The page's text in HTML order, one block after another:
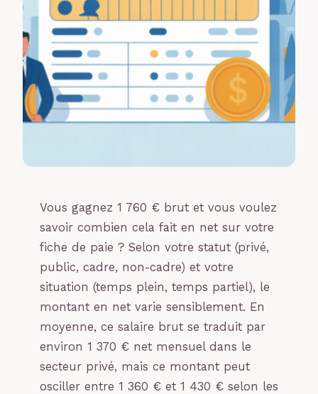
Vous gagnez 1 760 € brut et vous voulez
savoir combien cela fait en net sur votre
fiche de paie ? Selon votre statut (privé,
public, cadre, non-cadre) et votre
situation (temps plein, temps partiel), le
montant en net varie sensiblement. En
moyenne, ce salaire brut se traduit par
environ 1 370 € net mensuel dans le
secteur privé, mais ce montant peut
osciller entre 1 360 € et 1 430 € selon les